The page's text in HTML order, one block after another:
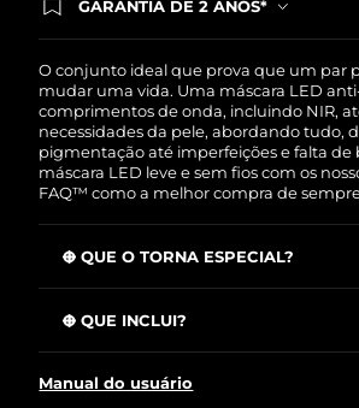
GARANTIA DE 2 ANOS*
significa que se você tiver qualquer
2 anos após a compra, a FOREO
produto gratuitamente.*exceto
e Luna Play plus cuja garantia é de
O conjunto ideal que prova que um par
mudar uma vida. Uma máscara LED
comprimentos de onda, incluindo NIR,
necessidades da pele, abordando tudo,
pigmentação até imperfeições e falta de
máscara LED leve e sem fios com os
FAQ™ como a melhor compra de
O QUE O TORNA ESPECIAL?
apenas 2 semanas.
Clinicamente testado para melhorar
O QUE INCLUI?
FAQ™ Red Light Peptide Serum
Manual do usuário